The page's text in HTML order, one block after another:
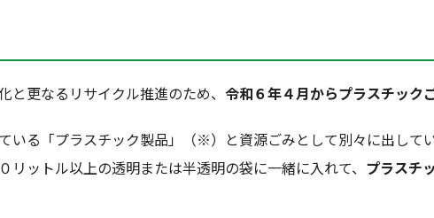
更なるリサイクル推進のため、 令和６年４月からプラスチック
いる「プラスチック製品」（※）と資源ごみとして別々に出して
リットル以上の透明または半透明の袋に一緒に入れて、 プラスチ